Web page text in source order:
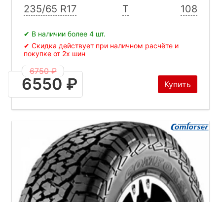
235/65 R17 T 108
✔ В наличии более 4 шт.
✔ Скидка действует при наличном расчёте и
покупке от 2х шин
6750 ₽
6550 ₽ Купить